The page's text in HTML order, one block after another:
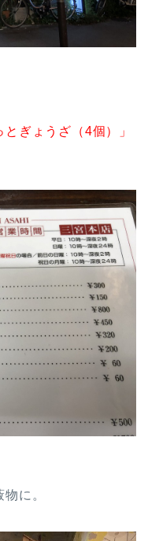
ぎょうざ（4個）」
に。